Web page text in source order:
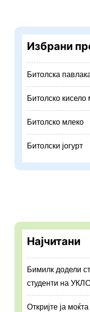
Избрани
Битолска
Битолско кисело
Битолско млеко
Битолски јогурт
Најчитани
Бимилк додели
студенти на
Откријте ја